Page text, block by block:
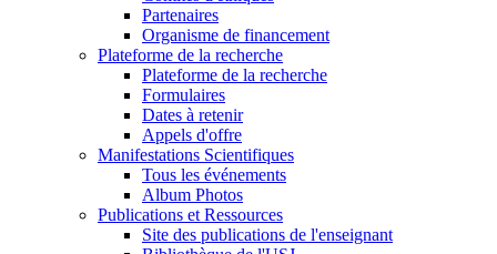
Partenaires
Organisme de financement
Plateforme de la recherche
Plateforme de la recherche
Formulaires
Dates à retenir
Appels d'offre
Manifestations Scientifiques
Tous les événements
Album Photos
Publications et Ressources
Site des publications de l'enseignant